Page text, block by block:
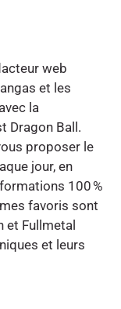
web
et les
la
Dragon Ball.
proposer le
jour, en
100 %
favoris sont
et Fullmetal
et leurs